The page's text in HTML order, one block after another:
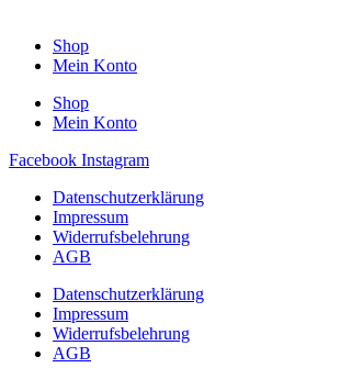
Shop
Mein Konto
Shop
Mein Konto
Facebook Instagram
Datenschutzerklärung
Impressum
Widerrufsbelehrung
AGB
Datenschutzerklärung
Impressum
Widerrufsbelehrung
AGB